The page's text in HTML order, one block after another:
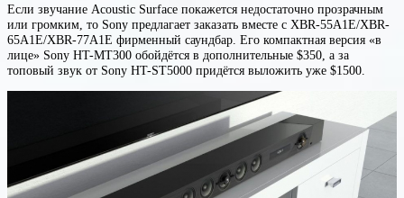
Если звучание Acoustic Surface покажется недостаточно прозрачным
или громким, то Sony предлагает заказать вместе с XBR-55A1E/XBR-
65A1E/XBR-77A1E фирменный саундбар. Его компактная версия «в
лице» Sony HT-MT300 обойдётся в дополнительные $350, а за
топовый звук от Sony HT-ST5000 придётся выложить уже $1500.